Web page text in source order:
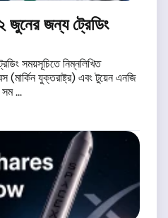
জন্য ট্রেডিং
সময়সূচিতে নিম্নলিখিত
(মার্কিন যুক্তরাষ্ট্র) এবং টুয়েন এনজি
...